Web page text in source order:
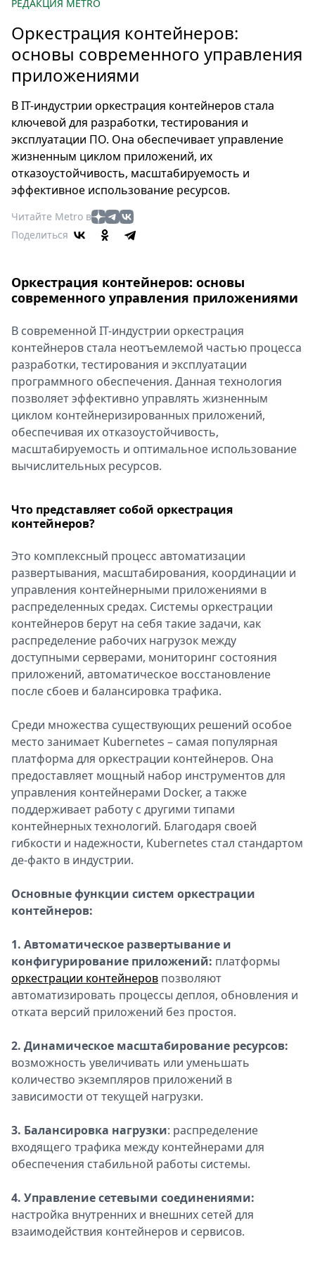
Мир
Здоровье
Еда
Мода
Театр
Кино
Афиша
Книги
Выставки
Пресс-
О
Metro
Спецпроекты
Звезды
Выборы
2026
Скачай
Metro
РЕДАКЦИЯ METRO
Оркестрация контейнеров:
основы современного управления
приложениями
В IT-индустрии оркестрация контейнеров стала
ключевой для разработки, тестирования и
эксплуатации ПО. Она обеспечивает управление
жизненным циклом приложений, их
отказоустойчивость, масштабируемость и
эффективное использование ресурсов.
Читайте Metro в
Поделиться
Оркестрация контейнеров: основы
современного управления приложениями
В современной IT-индустрии оркестрация
контейнеров стала неотъемлемой частью процесса
разработки, тестирования и эксплуатации
программного обеспечения. Данная технология
позволяет эффективно управлять жизненным
циклом контейнеризированных приложений,
обеспечивая их отказоустойчивость,
масштабируемость и оптимальное использование
вычислительных ресурсов.
Что представляет собой оркестрация
контейнеров?
Это комплексный процесс автоматизации
развертывания, масштабирования, координации и
управления контейнерными приложениями в
распределенных средах. Системы оркестрации
контейнеров берут на себя такие задачи, как
распределение рабочих нагрузок между
доступными серверами, мониторинг состояния
приложений, автоматическое восстановление
после сбоев и балансировка трафика.
Среди множества существующих решений особое
место занимает Kubernetes – самая популярная
платформа для оркестрации контейнеров. Она
предоставляет мощный набор инструментов для
управления контейнерами Docker, а также
поддерживает работу с другими типами
контейнерных технологий. Благодаря своей
гибкости и надежности, Kubernetes стал стандартом
де-факто в индустрии.
Основные функции систем оркестрации
контейнеров:
1. Автоматическое развертывание и
конфигурирование приложений: платформы
оркестрации контейнеров позволяют
автоматизировать процессы деплоя, обновления и
отката версий приложений без простоя.
2. Динамическое масштабирование ресурсов:
возможность увеличивать или уменьшать
количество экземпляров приложений в
зависимости от текущей нагрузки.
3. Балансировка нагрузки: распределение
входящего трафика между контейнерами для
обеспечения стабильной работы системы.
4. Управление сетевыми соединениями:
настройка внутренних и внешних сетей для
взаимодействия контейнеров и сервисов.